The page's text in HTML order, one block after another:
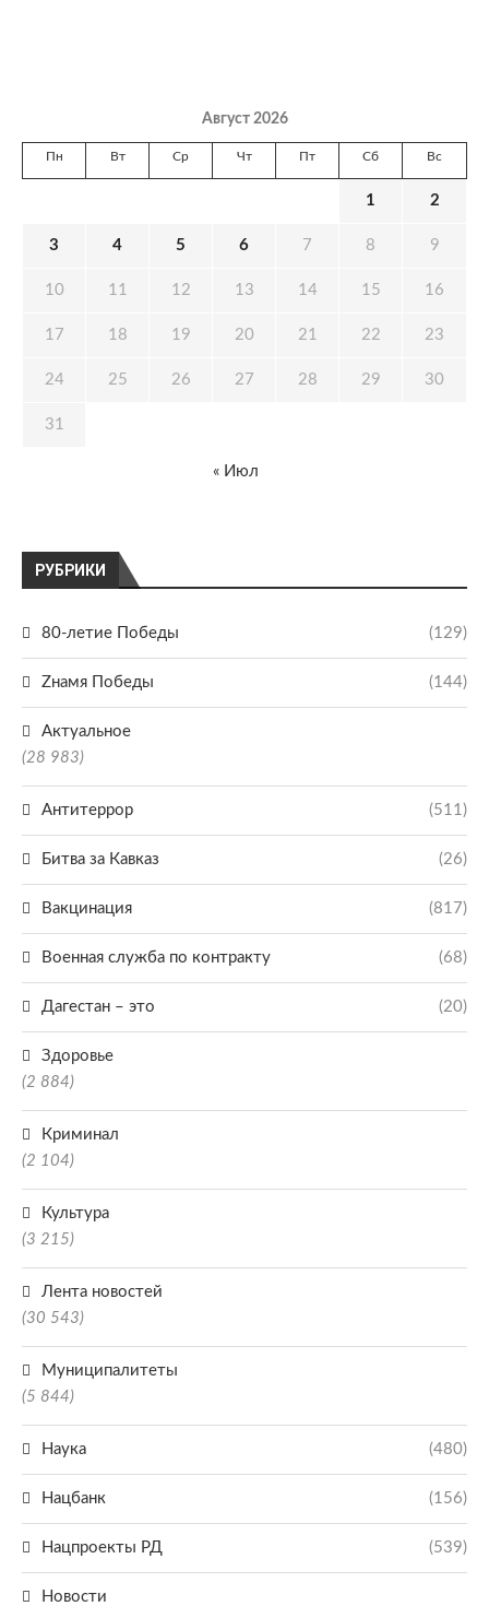
РУБРИКИ
80-летие Победы (129)
Zнамя Победы (144)
Актуальное
(28 983)
Антитеррор (511)
Битва за Кавказ (26)
Вакцинация (817)
Военная служба по контракту (68)
Дагестан – это (20)
Здоровье
(2 884)
Криминал
(2 104)
Культура
(3 215)
Лента новостей
(30 543)
Муниципалитеты
(5 844)
Наука (480)
Нацбанк (156)
Нацпроекты РД (539)
Новости
Август 2026
Пн Вт Ср Чт Пт Сб Вс
1 2
3 4 5 6 7 8 9
10 11 12 13 14 15 16
17 18 19 20 21 22 23
24 25 26 27 28 29 30
31
« Июл